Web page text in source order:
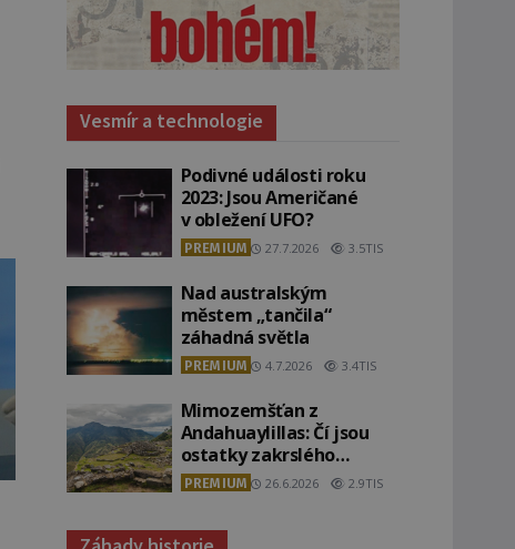
Vesmír a technologie
Podivné události roku
2023: Jsou Američané
v obležení UFO?
PREMIUM 27.7.2026 3.5TIS
Nad australským
městem „tančila“
záhadná světla
PREMIUM 4.7.2026 3.4TIS
Mimozemšťan z
Andahuaylillas: Čí jsou
ostatky zakrslého
stvoření s ohromnou
lebkou?
PREMIUM 26.6.2026 2.9TIS